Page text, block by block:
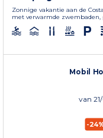
Zonnige vakantie aan de
met verwarmde zwembaden,
Mobil
van
-